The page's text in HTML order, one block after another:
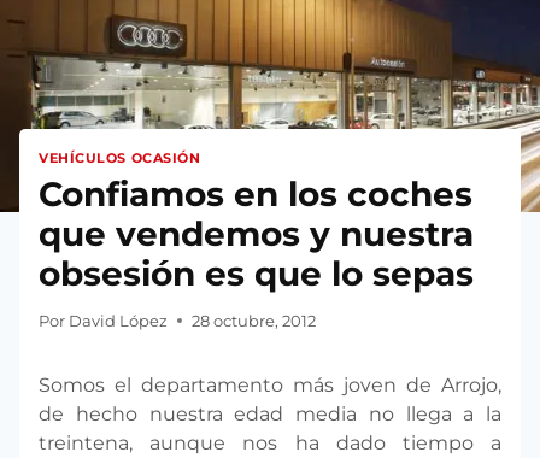
VEHÍCULOS OCASIÓN
Confiamos en los coches
que vendemos y nuestra
obsesión es que lo sepas
Por David López 28 octubre, 2012
Somos el departamento más joven de Arrojo,
de hecho nuestra edad media no llega a la
treintena, aunque nos ha dado tiempo a